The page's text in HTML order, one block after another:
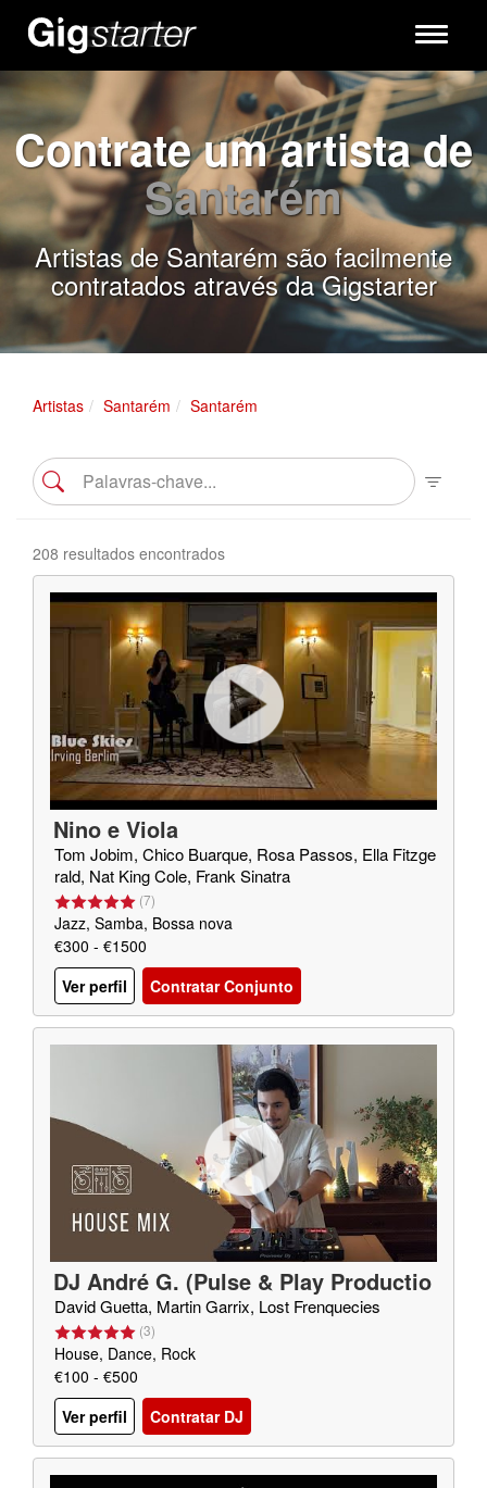
Toggle
Contrate um artista de
Santarém
Artistas de Santarém são facilmente
contratados através da Gigstarter
Artistas Santarém Santarém
208 resultados encontrados
Nino e Viola
Tom Jobim, Chico Buarque, Rosa Passos, Ella Fitzge
rald, Nat King Cole, Frank Sinatra
(7)
Jazz, Samba, Bossa nova
€300 - €1500
Ver perfil
Contratar Conjunto
DJ André G. (Pulse & Play Productio
ns)
David Guetta, Martin Garrix, Lost Frenquecies
(3)
House, Dance, Rock
€100 - €500
Ver perfil
Contratar DJ